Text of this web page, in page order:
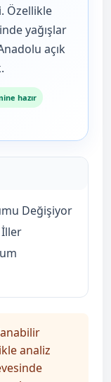
Özellikle
yağışlar
açık
hazır
Değişiyor
İller
analiz